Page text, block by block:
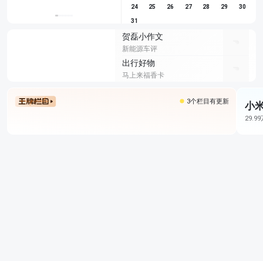
24 25 26 27 28 29 30
31
贺磊小作文
新能源车评
出行好物
马上来福香卡
3个栏目有更新 小
29.99